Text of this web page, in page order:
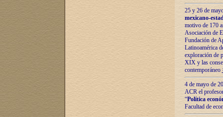
25 y 26 de
mexicano-
motivo de 170
Asociación de
Fundación de
Latinoamérica
exploración de
XIX y las
contemporáneo
4 de mayo de
ACR el
“Política
Facultad de